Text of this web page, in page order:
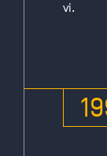
og
stille
vi.